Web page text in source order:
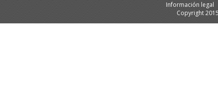
Información legal
Copyright